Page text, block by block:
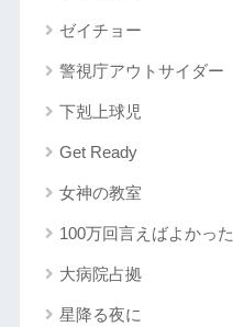
ゼイチョー
警視庁アウトサイダー
下剋上球児
Get Ready
女神の教室
100万回言えばよかった
大病院占拠
星降る夜に